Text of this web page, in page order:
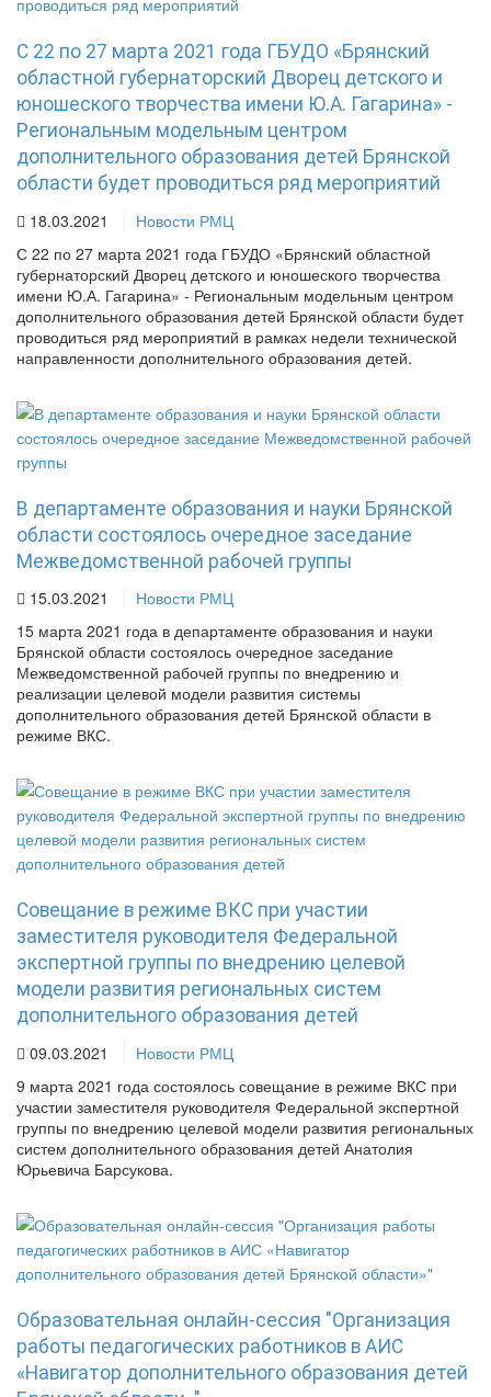
С 22 по 27 марта 2021 года ГБУДО «Брянский
областной губернаторский Дворец детского и
юношеского творчества имени Ю.А. Гагарина» -
Региональным модельным центром
дополнительного образования детей Брянской
области будет проводиться ряд мероприятий
18.03.2021
Новости РМЦ
С 22 по 27 марта 2021 года ГБУДО «Брянский областной
губернаторский Дворец детского и юношеского творчества
имени Ю.А. Гагарина» - Региональным модельным центром
дополнительного образования детей Брянской области будет
проводиться ряд мероприятий в рамках недели технической
направленности дополнительного образования детей.
В департаменте образования и науки Брянской
области состоялось очередное заседание
Межведомственной рабочей группы
15.03.2021
Новости РМЦ
15 марта 2021 года в департаменте образования и науки
Брянской области состоялось очередное заседание
Межведомственной рабочей группы по внедрению и
реализации целевой модели развития системы
дополнительного образования детей Брянской области в
режиме ВКС.
Совещание в режиме ВКС при участии
заместителя руководителя Федеральной
экспертной группы по внедрению целевой
модели развития региональных систем
дополнительного образования детей
09.03.2021
Новости РМЦ
9 марта 2021 года состоялось совещание в режиме ВКС при
участии заместителя руководителя Федеральной экспертной
группы по внедрению целевой модели развития региональных
систем дополнительного образования детей Анатолия
Юрьевича Барсукова.
Образовательная онлайн-сессия "Организация
работы педагогических работников в АИС
«Навигатор дополнительного образования детей